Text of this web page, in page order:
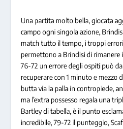
Una partita molto bella, giocata
campo ogni singola azione,
match tutto il tempo, i troppi
permettono a Brindisi di rimanere
76-72 un errore degli ospiti può
recuperare con 1 minuto e mezzo
butta via la palla in contropiede,
ma l’extra possesso regala una
Bartley di tabella, è il punto
incredibile, 79-72 il punteggio,